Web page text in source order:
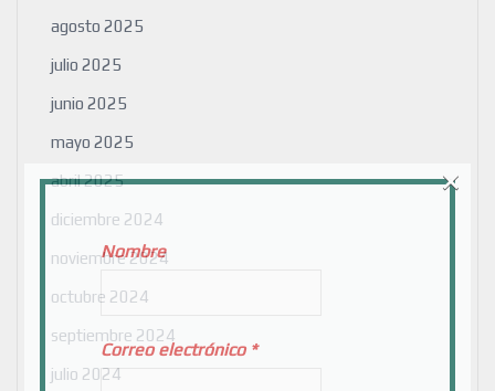
agosto 2025
julio 2025
junio 2025
mayo 2025
abril 2025
diciembre 2024
noviembre 2024
octubre 2024
septiembre 2024
julio 2024
Nombre
Correo electrónico *
×